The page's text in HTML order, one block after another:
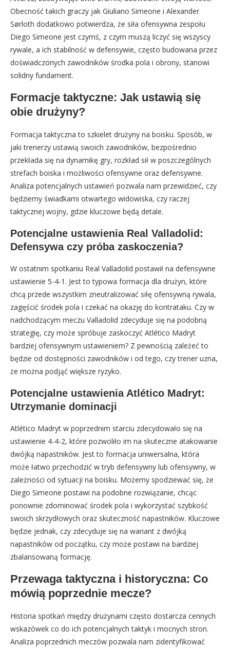
Obecność takich graczy jak Giuliano Simeone i Alexander
Sørloth dodatkowo potwierdza, że siła ofensywna zespołu
Diego Simeone jest czymś, z czym muszą liczyć się wszyscy
rywale, a ich stabilność w defensywie, często budowana przez
doświadczonych zawodników środka pola i obrony, stanowi
solidny fundament.
Formacje taktyczne: Jak ustawią się
obie drużyny?
Formacja taktyczna to szkielet drużyny na boisku. Sposób, w
jaki trenerzy ustawią swoich zawodników, bezpośrednio
przekłada się na dynamikę gry, rozkład sił w poszczególnych
strefach boiska i możliwości ofensywne oraz defensywne.
Analiza potencjalnych ustawień pozwala nam przewidzieć, czy
będziemy świadkami otwartego widowiska, czy raczej
taktycznej wojny, gdzie kluczowe będą detale.
Potencjalne ustawienia Real Valladolid:
Defensywa czy próba zaskoczenia?
W ostatnim spotkaniu Real Valladolid postawił na defensywne
ustawienie 5-4-1. Jest to typowa formacja dla drużyn, które
chcą przede wszystkim zneutralizować siłę ofensywną rywala,
zagęścić środek pola i czekać na okazję do kontrataku. Czy w
nadchodzącym meczu Valladolid zdecyduje się na podobną
strategię, czy może spróbuje zaskoczyć Atlético Madryt
bardziej ofensywnym ustawieniem? Z pewnością zależeć to
będzie od dostępności zawodników i od tego, czy trener uzna,
że można podjąć większe ryzyko.
Potencjalne ustawienia Atlético Madryt:
Utrzymanie dominacji
Atlético Madryt w poprzednim starciu zdecydowało się na
ustawienie 4-4-2, które pozwoliło im na skuteczne atakowanie
dwójką napastników. Jest to formacja uniwersalna, która
może łatwo przechodzić w tryb defensywny lub ofensywny, w
zależności od sytuacji na boisku. Możemy spodziewać się, że
Diego Simeone postawi na podobne rozwiązanie, chcąc
ponownie zdominować środek pola i wykorzystać szybkość
swoich skrzydłowych oraz skuteczność napastników. Kluczowe
będzie jednak, czy zdecyduje się na wariant z dwójką
napastników od początku, czy może postawi na bardziej
zbalansowaną formację.
Przewaga taktyczna i historyczna: Co
mówią poprzednie mecze?
Historia spotkań między drużynami często dostarcza cennych
wskazówek co do ich potencjalnych taktyk i mocnych stron.
Analiza poprzednich meczów pozwala nam zidentyfikować